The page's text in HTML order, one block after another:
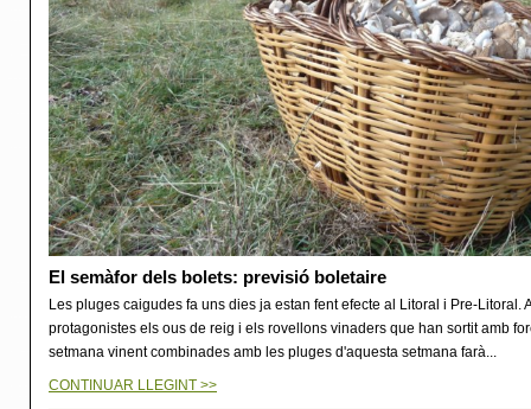
El semàfor dels bolets: previsió boletaire
Les pluges caigudes fa uns dies ja estan fent efecte al Litoral i Pre-Litoral.
protagonistes els ous de reig i els rovellons vinaders que han sortit amb
setmana vinent combinades amb les pluges d'aquesta setmana farà...
CONTINUAR LLEGINT >>